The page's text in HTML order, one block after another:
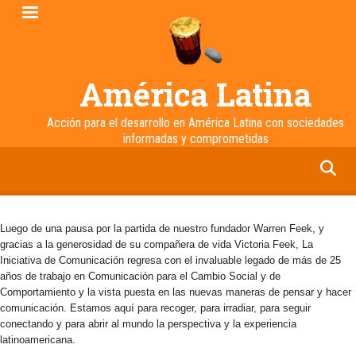
Pasar
América Latina
Acción para el desarrollo en América Latina con sociedades
informadas y comprometidas
Luego de una pausa por la partida de nuestro fundador Warren Feek, y
gracias a la generosidad de su compañera de vida Victoria Feek, La
Iniciativa de Comunicación regresa con el invaluable legado de más de 25
años de trabajo en Comunicación para el Cambio Social y de
Comportamiento y la vista puesta en las nuevas maneras de pensar y hacer
comunicación. Estamos aquí para recoger, para irradiar, para seguir
conectando y para abrir al mundo la perspectiva y la experiencia
latinoamericana.